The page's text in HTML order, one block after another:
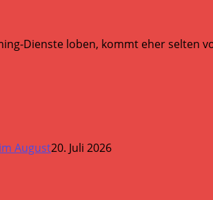
Dienste loben, kommt eher selten
August20. Juli 2026